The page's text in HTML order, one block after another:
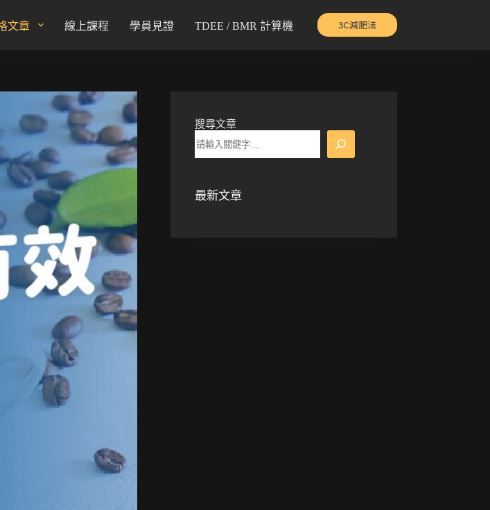
文章 線上課程 學員見證 TDEE / BMR 計算機 3C減肥法
搜尋文章
最新文章